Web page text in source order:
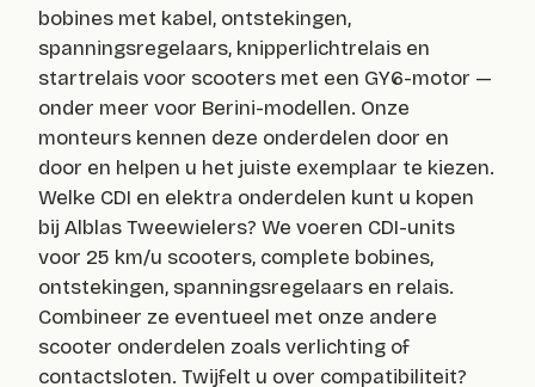
bobines met kabel, ontstekingen,
spanningsregelaars, knipperlichtrelais en
startrelais voor scooters met een GY6-motor —
onder meer voor Berini-modellen. Onze
monteurs kennen deze onderdelen door en
door en helpen u het juiste exemplaar te kiezen.
Welke CDI en elektra onderdelen kunt u kopen
bij Alblas Tweewielers? We voeren CDI-units
voor 25 km/u scooters, complete bobines,
ontstekingen, spanningsregelaars en relais.
Combineer ze eventueel met onze andere
scooter onderdelen zoals verlichting of
contactsloten. Twijfelt u over compatibiliteit?